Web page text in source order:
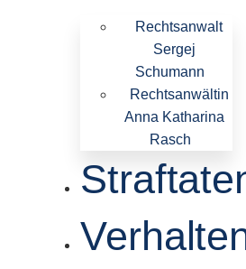
Rechtsanwalt
Sergej
Schumann
Rechtsanwältin
Anna Katharina
Rasch